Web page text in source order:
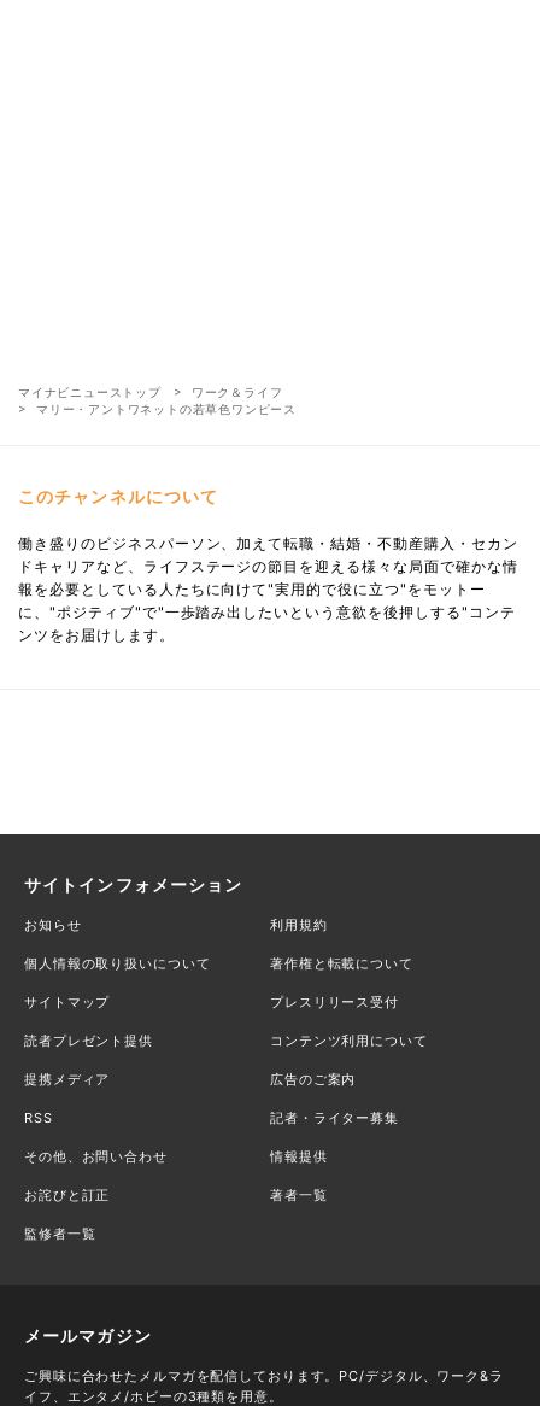
マイナビニューストップ
ワーク＆ライフ
マリー・アントワネットの若草色ワンピース
このチャンネルについて
働き盛りのビジネスパーソン、加えて転職・結婚・不動産購入・セカン
ドキャリアなど、ライフステージの節目を迎える様々な局面で確かな情
報を必要としている人たちに向けて"実用的で役に立つ"をモットー
に、"ポジティブ"で"一歩踏み出したいという意欲を後押しする"コンテ
ンツをお届けします。
サイトインフォメーション
お知らせ 利用規約
個人情報の取り扱いについて 著作権と転載について
サイトマップ プレスリリース受付
読者プレゼント提供 コンテンツ利用について
提携メディア 広告のご案内
RSS 記者・ライター募集
その他、お問い合わせ 情報提供
お詫びと訂正 著者一覧
監修者一覧
メールマガジン
ご興味に合わせたメルマガを配信しております。PC/デジタル、ワーク&ラ
イフ、エンタメ/ホビーの3種類を用意。